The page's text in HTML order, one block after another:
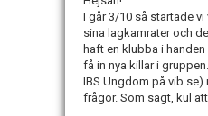
I går 3/10 så startade
sina lagkamrater och
haft en klubba i
få in nya killar i
IBS Ungdom på
frågor. Som sagt, kul